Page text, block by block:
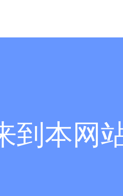
到本网